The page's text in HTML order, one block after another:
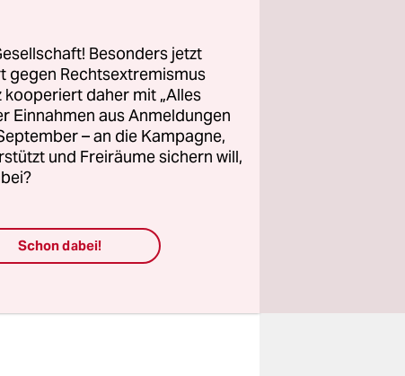
und
Witz
scheint.
Besonders jetzt
gegen Rechtsextremismus
daher mit „Alles
Einnahmen aus Anmeldungen
– an die Kampagne,
und Freiräume sichern will,
Schon dabei!